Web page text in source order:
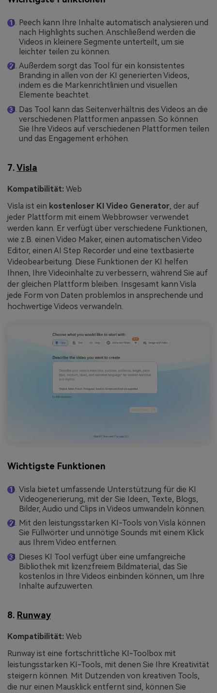
Peech kann Ihre Inhalte automatisch analysieren und
nach Highlights suchen. Anschließend werden die
Videos in kleinere Segmente unterteilt, um sie
leichter teilen zu können.
Außerdem sorgt das Tool für ein konsistentes
Branding in allen von der KI generierten Videos,
indem es die Markenrichtlinien und visuellen
Elemente beachtet.
Das Tool kann das Seitenverhältnis des Videos an die
verschiedenen Plattformen anpassen. So können
Sie Ihre Videos auf verschiedenen Plattformen teilen
und das Engagement erhöhen.
7.Visla
Kompatibilität: Web
Visla ist ein kostenloser KI Video Generator, der auf
jeder Plattform mit einem Webbrowser verwendet
werden kann. Er verfügt über verschiedene Funktionen,
wie z.B. einen Video Maker, einen automatischen Video
Editor, einen AI Step Recorder und eine textbasierte
Videobearbeitung. Diese Funktionen der KI helfen
Ihnen, Ihre Videoinhalte zu verbessern, während Sie auf
der gleichen Plattform bleiben. Insgesamt kann Visla
jede Form von Daten problemlos in ansprechende und
hochwertige Videos verwandeln.
Wichtigste Funktionen
Visla bietet umfassende Unterstützung für die KI
Videogenerierung, mit der Sie Ideen, Texte, Blogs,
Bilder, Audio und Clips in Videos umwandeln können.
Mit den leistungsstarken KI-Tools von Visla können
Sie Füllwörter und unnötige Sounds mit einem Klick
aus Ihrem Video entfernen.
Dieses KI Tool verfügt über eine umfangreiche
Bibliothek mit lizenzfreiem Bildmaterial, das Sie
kostenlos in Ihre Videos einbinden können, um Ihre
Inhalte aufzuwerten.
8. Runway
Kompatibilität: Web
Runway ist eine fortschrittliche KI-Toolbox mit
leistungsstarken KI-Tools, mit denen Sie Ihre Kreativität
steigern können. Mit Dutzenden von kreativen Tools,
die nur einen Mausklick entfernt sind, können Sie